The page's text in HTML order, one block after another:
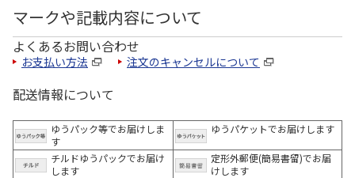
マークや記載内容について
よくあるお問い合わせ
お支払い方法 注文のキャンセルについて
配送情報について
ゆうパック等でお届けしま
す
ゆうパケットでお届けします
チルドゆうパックでお届け
します
定形外郵便(簡易書留)でお届
けします